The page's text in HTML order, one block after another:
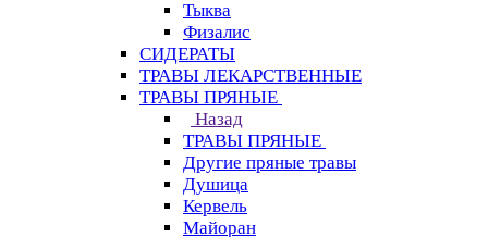
Тыква
Физалис
СИДЕРАТЫ
ТРАВЫ ЛЕКАРСТВЕННЫЕ
ТРАВЫ ПРЯНЫЕ
Назад
ТРАВЫ ПРЯНЫЕ
Другие пряные травы
Душица
Кервель
Майоран